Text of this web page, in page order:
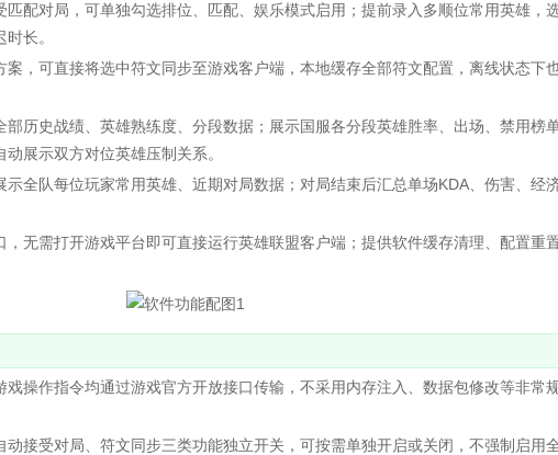
对局，可单独勾选排位、匹配、娱乐模式启用；提前录入多顺位常用英雄，
长。
可直接将选中符文同步至游戏客户端，本地缓存全部符文配置，离线状态下
史战绩、英雄熟练度、分段数据；展示国服各分段英雄胜率、出场、禁用榜
展示双方对位英雄压制关系。
队每位玩家常用英雄、近期对局数据；对局结束后汇总单场KDA、伤害、经
需打开游戏平台即可直接运行英雄联盟客户端；提供软件缓存清理、配置重
作指令均通过游戏官方开放接口传输，不采用内存注入、数据包修改等非常
受对局、符文同步三类功能独立开关，可按需单独开启或关闭，不强制启用